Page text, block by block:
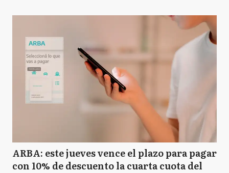
ARBA: este jueves vence el plazo para pagar
con 10% de descuento la cuarta cuota del